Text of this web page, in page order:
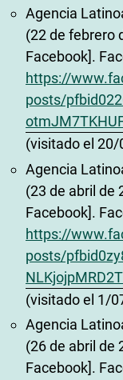
Agencia
(22 de febrero
Facebook].
https://
posts/
(visitado el
Agencia
(23 de abril de
Facebook].
https://
posts/
(visitado el 1/
Agencia
(26 de abril de
Facebook].